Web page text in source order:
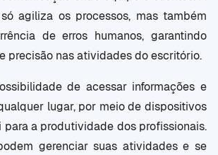
agiliza os processos, mas também
de erros humanos, garantindo
precisão nas atividades do escritório.
de acessar informações e
lugar, por meio de dispositivos
para a produtividade dos profissionais.
gerenciar suas atividades e se